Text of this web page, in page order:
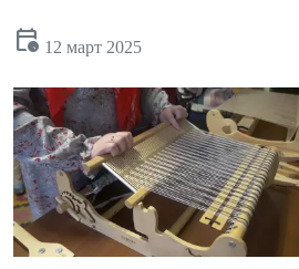
calendar_clock 12 март 2025